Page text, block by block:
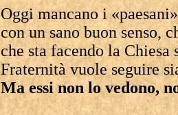
Oggi mancano i
con un sano buon senso,
che sta facendo la
Fraternità vuole seguire
Ma essi non lo vedono,